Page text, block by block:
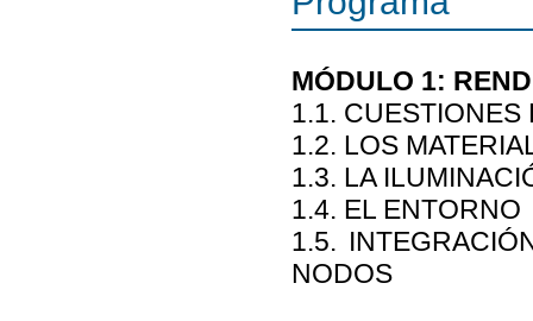
MÓDULO 1:
1.1. CUESTIONES
1.2. LOS
1.3. LA
1.4. EL ENTORNO
1.5.
NODOS